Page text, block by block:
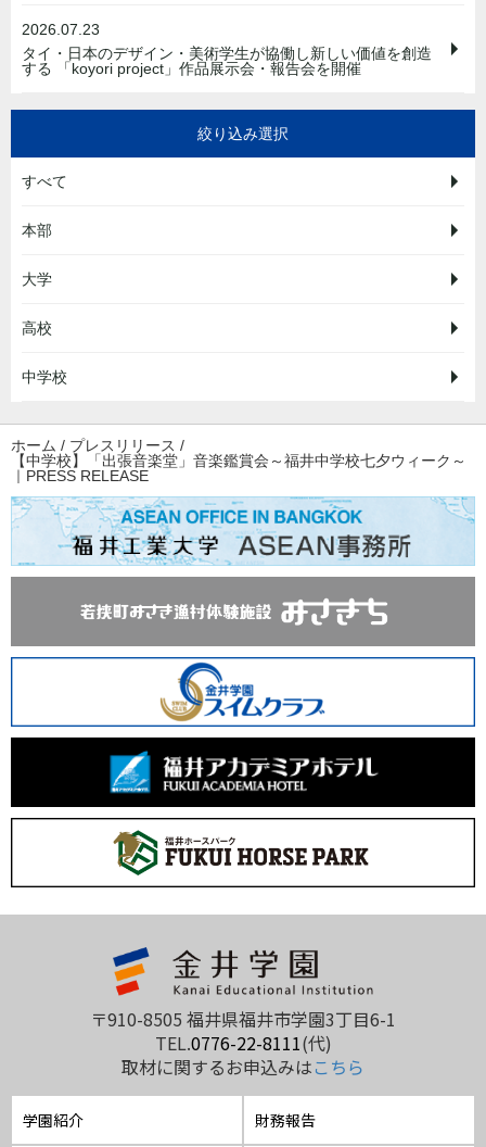
2026.07.23
タイ・日本のデザイン・美術学生が協働し新しい価値を創造
する 「koyori project」作品展示会・報告会を開催
絞り込み選択
すべて
本部
大学
高校
中学校
ホーム / プレスリリース /
【中学校】「出張音楽堂」音楽鑑賞会～福井中学校七夕ウィーク～
｜PRESS RELEASE
〒910-8505 福井県福井市学園3丁目6-1
TEL.0776-22-8111(代)
取材に関するお申込みはこちら
学園紹介 財務報告